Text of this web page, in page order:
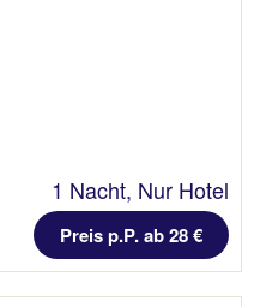
1 Nacht, Nur Hotel
Preis p.P. ab 28 €